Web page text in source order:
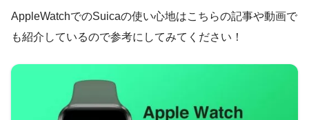
AppleWatchでのSuicaの使い心地はこちらの記事や動画で
も紹介しているので参考にしてみてください！